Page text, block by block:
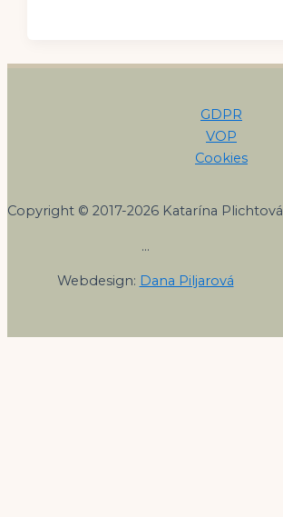
GDPR
VOP
Cookies
Copyright © 2017-2026 Katarína Plichtová
…
Webdesign: Dana Piljarová